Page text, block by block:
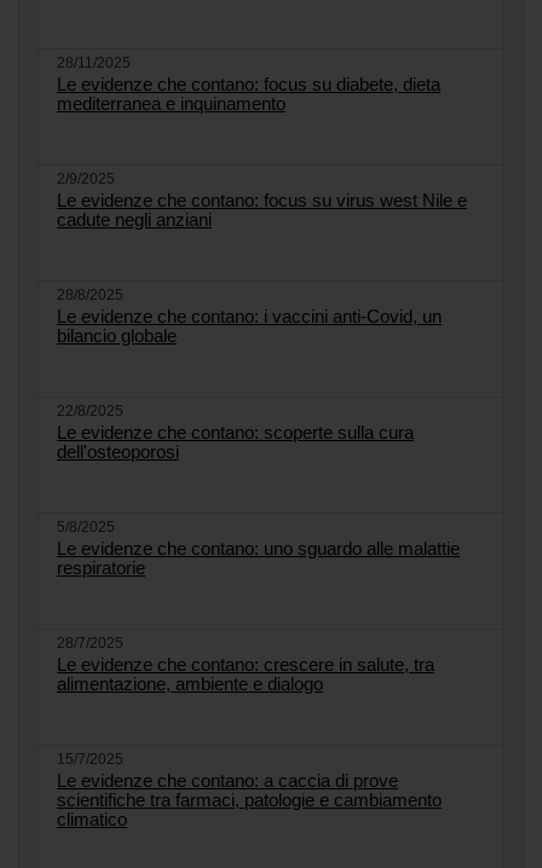
28/11/2025
Le evidenze che contano: focus su diabete, dieta
mediterranea e inquinamento
2/9/2025
Le evidenze che contano: focus su virus west Nile e
cadute negli anziani
28/8/2025
Le evidenze che contano: i vaccini anti-Covid, un
bilancio globale
22/8/2025
Le evidenze che contano: scoperte sulla cura
dell'osteoporosi
5/8/2025
Le evidenze che contano: uno sguardo alle malattie
respiratorie
28/7/2025
Le evidenze che contano: crescere in salute, tra
alimentazione, ambiente e dialogo
15/7/2025
Le evidenze che contano: a caccia di prove
scientifiche tra farmaci, patologie e cambiamento
climatico